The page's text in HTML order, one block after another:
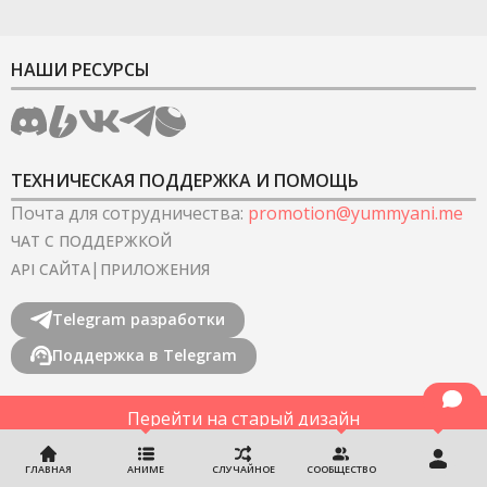
ГЛАВНАЯ АНИМЕ СЛУЧАЙНОЕ СООБЩЕСТВО
НАШИ РЕСУРСЫ
ТЕХНИЧЕСКАЯ ПОДДЕРЖКА И ПОМОЩЬ
Почта для сотрудничества: promotion@yummyani.me
ЧАТ С ПОДДЕРЖКОЙ
API САЙТА| ПРИЛОЖЕНИЯ
Telegram разработки
Поддержка в Telegram
Перейти на старый дизайн
©2022-2026YummyAnime.Все права защищены